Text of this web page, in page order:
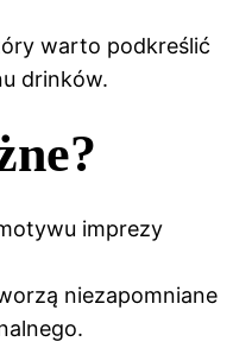
warto podkreślić
drinków.
imprezy
niezapomniane